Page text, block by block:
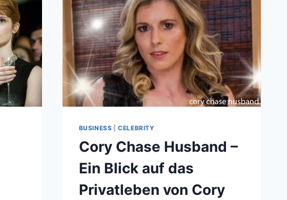
BUSINESS |CELEBRITY
Cory Chase Husband –
Ein Blick auf das
Privatleben von Cory